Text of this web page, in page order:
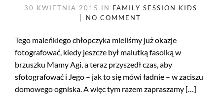
30 KWIETNIA 2015 IN FAMILY SESSION KIDS
NO COMMENT
Tego maleńkiego chłopczyka mieliśmy już okazje
fotografować, kiedy jeszcze był malutką fasolką w
brzuszku Mamy Agi, a teraz przyszedł czas, aby
sfotografować i Jego – jak to się mówi ładnie – w zaciszu
domowego ogniska. A więc tym razem zapraszamy […]